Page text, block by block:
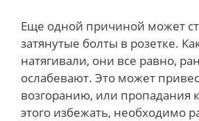
Еще одной причиной может
затянутые болты в розетке.
натягивали, они все равно,
ослабевают. Это может
возгоранию, или пропадания
этого избежать, необходимо